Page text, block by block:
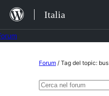
Salta
contenuto
Italia
Forum / Tag del topic: bus
Cerca: